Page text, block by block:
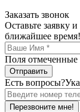
Заказать звонок
Оставьте заявку
ближайшее время!
Поля отмеченные
Есть вопросы?
Перезвоните мне!